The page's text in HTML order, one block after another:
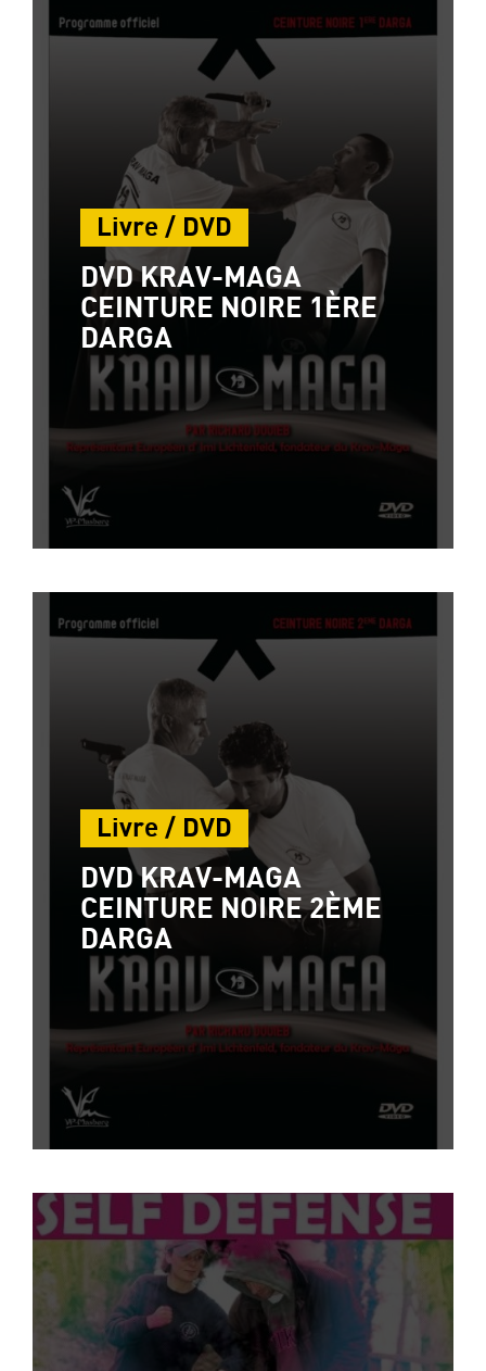
Livre / DVD
DVD KRAV-MAGA
CEINTURE NOIRE 1ÈRE
DARGA
Livre / DVD
DVD KRAV-MAGA
CEINTURE NOIRE 2ÈME
DARGA